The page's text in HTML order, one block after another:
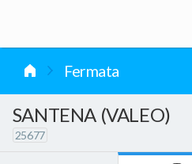
Fermata
SANTENA (VALEO)
25677